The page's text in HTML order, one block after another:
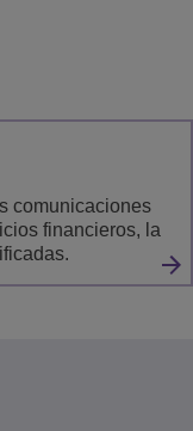
comunicaciones
financieros, la